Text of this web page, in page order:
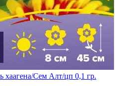
Сем Алт/цп 0,1 гр.